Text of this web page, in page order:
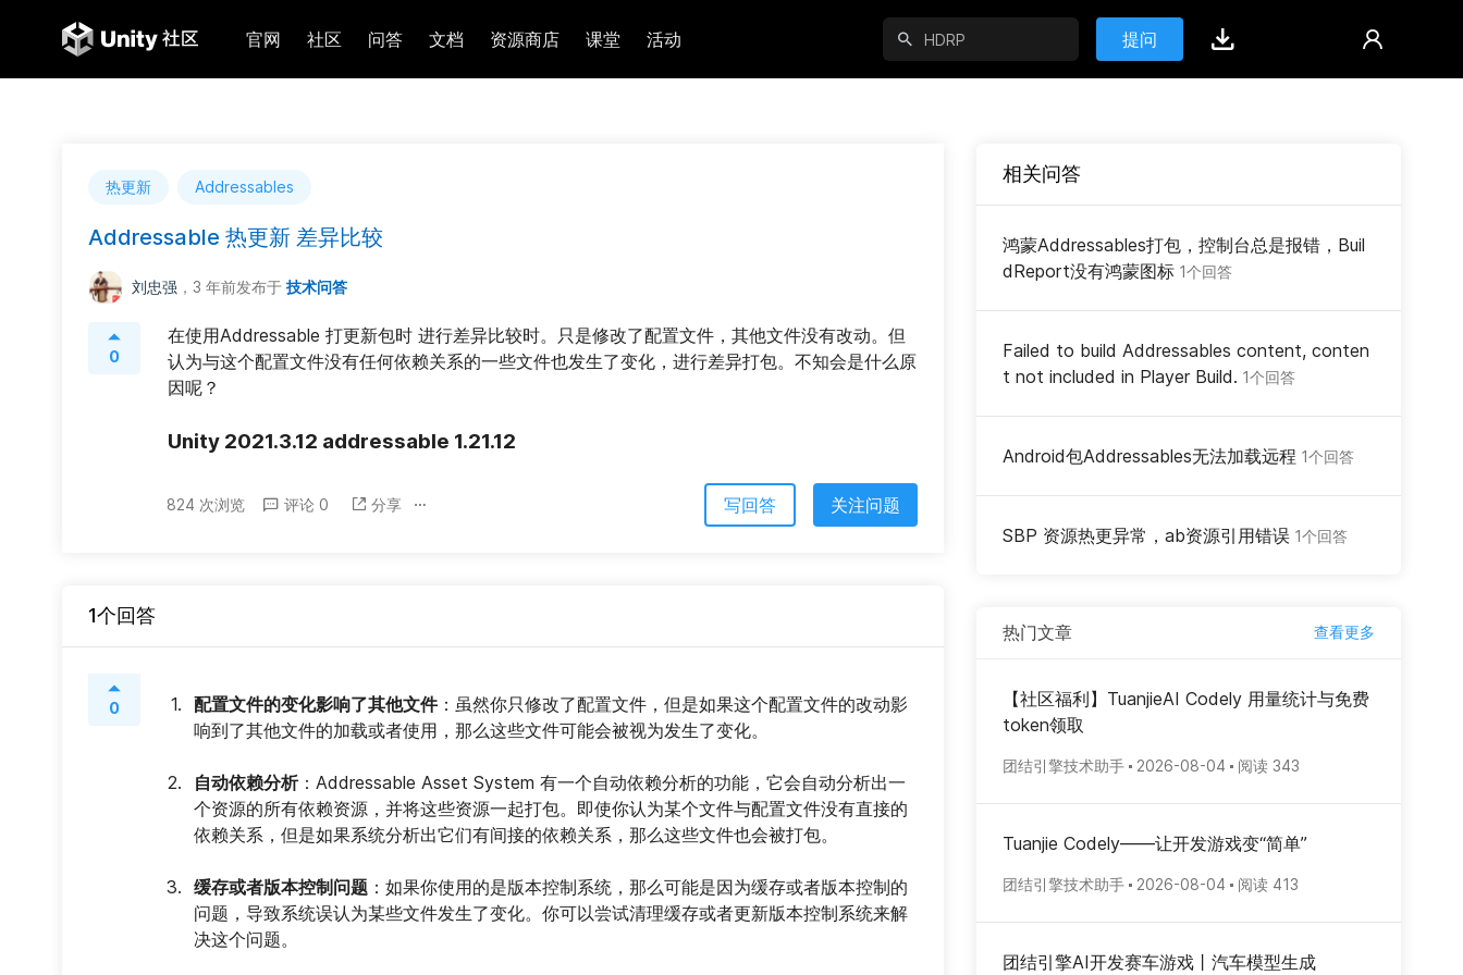
官网 社区 问答 文档 资源商店 课堂 活动 提问
热更新 Addressables
Addressable 热更新 差异比较
刘忠强 ，3 年前发布于 技术问答
0
在使用Addressable 打更新包时 进行差异比较时。只是修改了配置文件，其他文件没有改动。但
认为与这个配置文件没有任何依赖关系的一些文件也发生了变化，进行差异打包。不知会是什么原
因呢？
Unity 2021.3.12 addressable 1.21.12
824 次浏览 评论 0 分享 写回答 关注问题
1个回答
0 配置文件的变化影响了其他文件：虽然你只修改了配置文件，但是如果这个配置文件的改动影
响到了其他文件的加载或者使用，那么这些文件可能会被视为发生了变化。
自动依赖分析：Addressable Asset System 有一个自动依赖分析的功能，它会自动分析出一
个资源的所有依赖资源，并将这些资源一起打包。即使你认为某个文件与配置文件没有直接的
依赖关系，但是如果系统分析出它们有间接的依赖关系，那么这些文件也会被打包。
缓存或者版本控制问题 ：如果你使用的是版本控制系统，那么可能是因为缓存或者版本控制的
问题，导致系统误认为某些文件发生了变化。你可以尝试清理缓存或者更新版本控制系统来解
决这个问题。
相关问答
鸿蒙Addressables打包，控制台总是报错，Buil
dReport没有鸿蒙图标 1个回答
Failed to build Addressables content, conten
t not included in Player Build. 1个回答
Android包Addressables无法加载远程 1个回答
SBP 资源热更异常，ab资源引用错误 1个回答
热门文章 查看更多
【社区福利】TuanjieAI Codely 用量统计与免费
token领取
团结引擎技术助手 2026-08-04 阅读 343
Tuanjie Codely——让开发游戏变“简单”
团结引擎技术助手 2026-08-04 阅读 413
团结引擎AI开发赛车游戏丨汽车模型生成